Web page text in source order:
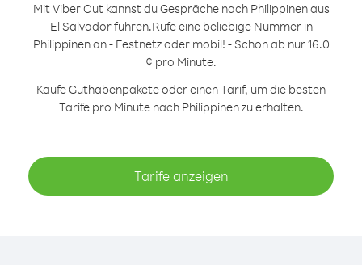
Mit Viber Out kannst du Gespräche nach Philippinen aus
El Salvador führen.Rufe eine beliebige Nummer in
Philippinen an - Festnetz oder mobil! - Schon ab nur 16.0
¢ pro Minute.
Kaufe Guthabenpakete oder einen Tarif, um die besten
Tarife pro Minute nach Philippinen zu erhalten.
Tarife anzeigen